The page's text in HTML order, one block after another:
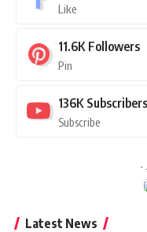
Like
11.6K Followers
Pin
136K Subscribers
Subscribe
-
Latest News